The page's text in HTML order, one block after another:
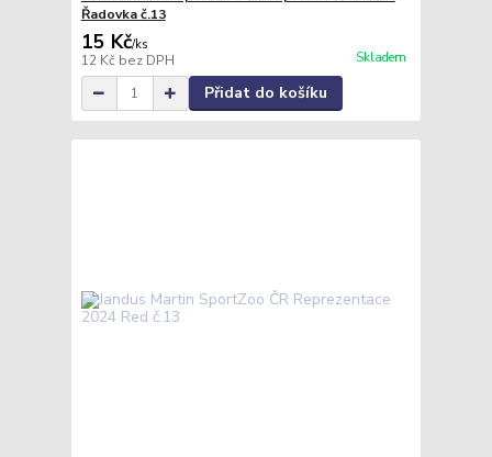
Řadovka č.13
15 Kč/ks
12 Kč bez DPH Skladem
Přidat do košíku